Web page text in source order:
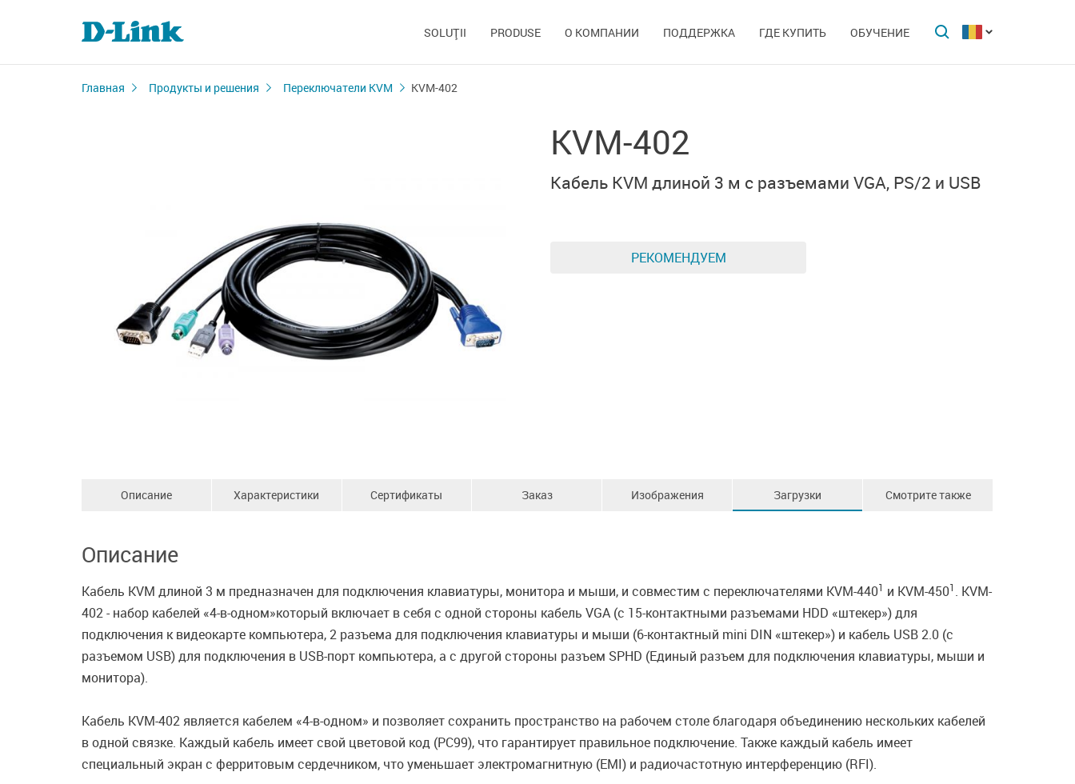
SOLUŢII PRODUSE О КОМПАНИИ ПОДДЕРЖКА ГДЕ КУПИТЬ ОБУЧЕНИЕ
Главная Продукты и решения Переключатели KVM KVM-402
KVM-402
Кабель KVM длиной 3 м с разъемами VGA, PS/2 и USB
РЕКОМЕНДУЕМ
Описание Характеристики Сертификаты Заказ Изображения Загрузки Смотрите также
Описание
Кабель KVM длиной 3 м предназначен для подключения клавиатуры, монитора и мыши, и совместим с переключателями KVM-4401 и KVM-4501 . KVM-
402 - набор кабелей «4-в-одном»который включает в себя с одной стороны кабель VGA (с 15-контактными разъемами HDD «штекер») для
подключения к видеокарте компьютера, 2 разъема для подключения клавиатуры и мыши (6-контактный mini DIN «штекер») и кабель USB 2.0 (с
разъемом USB) для подключения в USB-порт компьютера, а с другой стороны разъем SPHD (Единый разъем для подключения клавиатуры, мыши и
монитора).
Кабель KVM-402 является кабелем «4-в-одном» и позволяет сохранить пространство на рабочем столе благодаря объединению нескольких кабелей
в одной связке. Каждый кабель имеет свой цветовой код (PC99), что гарантирует правильное подключение. Также каждый кабель имеет
специальный экран с ферритовым сердечником, что уменьшает электромагнитную (EMI) и радиочастотную интерференцию (RFI).